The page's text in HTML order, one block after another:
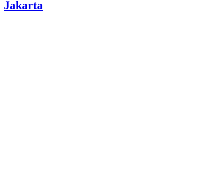
Jakarta